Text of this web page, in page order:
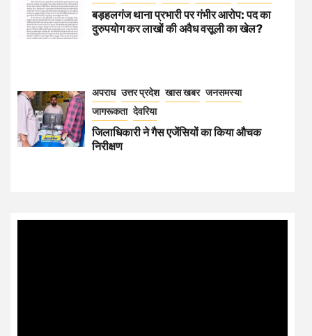
बड़हलगंज थाना प्रभारी पर गंभीर आरोप: पद का
दुरुपयोग कर लाखों की अवैध वसूली का खेल?
अपराध उत्तर प्रदेश खास खबर जनसमस्या
जागरूकता देवरिया
जिलाधिकारी ने गैस एजेंसियों का किया औचक
निरीक्षण